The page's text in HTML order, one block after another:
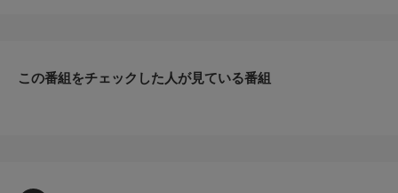
この番組をチェックした人が見ている番組